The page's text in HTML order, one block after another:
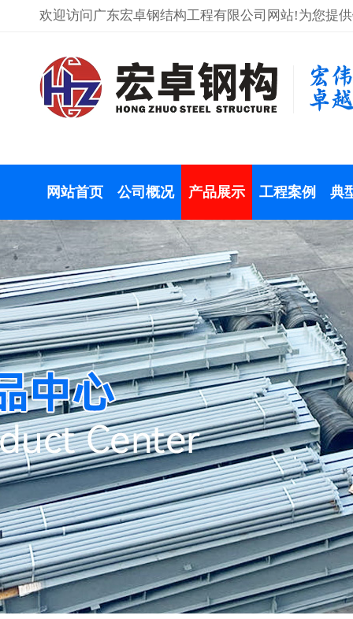
欢迎访问广东宏卓钢结构工程有限公司网站!为您提
网站首页 公司概况 产品展示 工程案例 典